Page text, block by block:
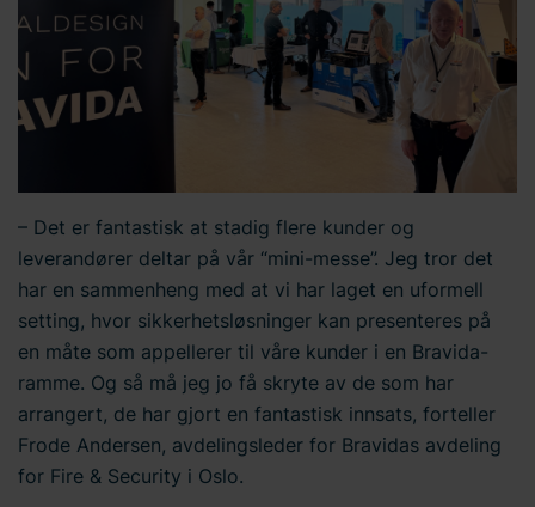
– Det er fantastisk at stadig flere kunder og
leverandører deltar på vår “mini-messe”. Jeg tror det
har en sammenheng med at vi har laget en uformell
setting, hvor sikkerhetsløsninger kan presenteres på
en måte som appellerer til våre kunder i en Bravida-
ramme. Og så må jeg jo få skryte av de som har
arrangert, de har gjort en fantastisk innsats, forteller
Frode Andersen, avdelingsleder for Bravidas avdeling
for Fire & Security i Oslo.